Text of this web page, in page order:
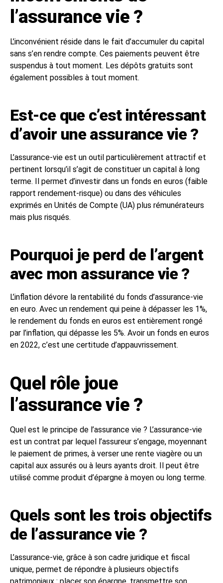
l’assurance vie ?
L’inconvénient réside dans le fait d’accumuler du capital
sans s’en rendre compte. Ces paiements peuvent être
suspendus à tout moment. Les dépôts gratuits sont
également possibles à tout moment.
Est-ce que c’est intéressant
d’avoir une assurance vie ?
L’assurance-vie est un outil particulièrement attractif et
pertinent lorsqu’il s’agit de constituer un capital à long
terme. Il permet d’investir dans un fonds en euros (faible
rapport rendement-risque) ou dans des véhicules
exprimés en Unités de Compte (UA) plus rémunérateurs
mais plus risqués.
Pourquoi je perd de l’argent
avec mon assurance vie ?
L’inflation dévore la rentabilité du fonds d’assurance-vie
en euro. Avec un rendement qui peine à dépasser les 1%,
le rendement du fonds en euros est entièrement rongé
par l’inflation, qui dépasse les 5%. Avoir un fonds en euros
en 2022, c’est une certitude d’appauvrissement.
Quel rôle joue
l’assurance vie ?
Quel est le principe de l’assurance vie ? L’assurance-vie
est un contrat par lequel l’assureur s’engage, moyennant
le paiement de primes, à verser une rente viagère ou un
capital aux assurés ou à leurs ayants droit. Il peut être
utilisé comme produit d’épargne à moyen ou long terme.
Quels sont les trois objectifs
de l’assurance vie ?
L’assurance-vie, grâce à son cadre juridique et fiscal
unique, permet de répondre à plusieurs objectifs